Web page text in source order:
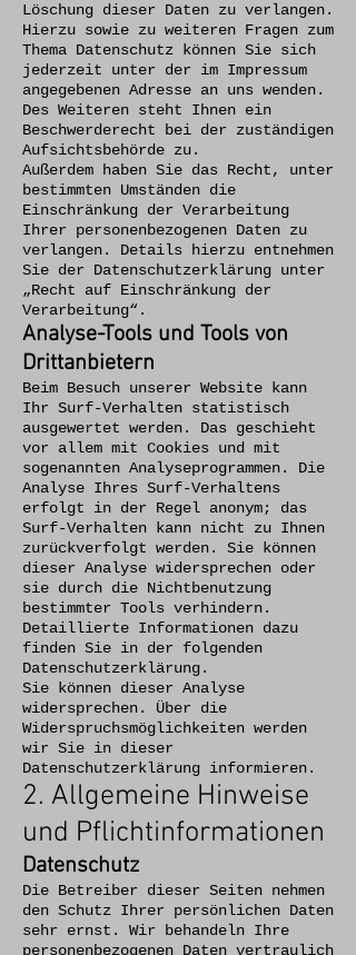
Löschung dieser Daten zu verlangen.
Hierzu sowie zu weiteren Fragen zum
Thema Datenschutz können Sie sich
jederzeit unter der im Impressum
angegebenen Adresse an uns wenden.
Des Weiteren steht Ihnen ein
Beschwerderecht bei der zuständigen
Aufsichtsbehörde zu.
Außerdem haben Sie das Recht, unter
bestimmten Umständen die
Einschränkung der Verarbeitung
Ihrer personenbezogenen Daten zu
verlangen. Details hierzu entnehmen
Sie der Datenschutzerklärung unter
„Recht auf Einschränkung der
Verarbeitung“.
Analyse-Tools und Tools von
Drittanbietern
Beim Besuch unserer Website kann
Ihr Surf-Verhalten statistisch
ausgewertet werden. Das geschieht
vor allem mit Cookies und mit
sogenannten Analyseprogrammen. Die
Analyse Ihres Surf-Verhaltens
erfolgt in der Regel anonym; das
Surf-Verhalten kann nicht zu Ihnen
zurückverfolgt werden. Sie können
dieser Analyse widersprechen oder
sie durch die Nichtbenutzung
bestimmter Tools verhindern.
Detaillierte Informationen dazu
finden Sie in der folgenden
Datenschutzerklärung.
Sie können dieser Analyse
widersprechen. Über die
Widerspruchsmöglichkeiten werden
wir Sie in dieser
Datenschutzerklärung informieren.
2. Allgemeine Hinweise
und Pflichtinformationen
Datenschutz
Die Betreiber dieser Seiten nehmen
den Schutz Ihrer persönlichen Daten
sehr ernst. Wir behandeln Ihre
personenbezogenen Daten vertraulich